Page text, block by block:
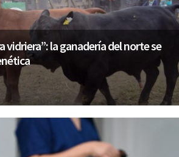
vidriera”: la ganadería del norte se